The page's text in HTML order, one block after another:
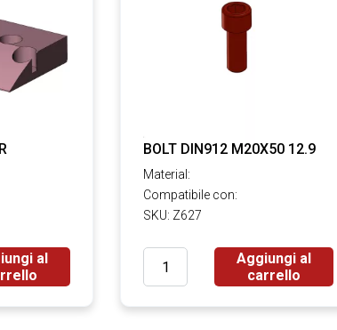
al
BOLT DIN912 M20X50 12.9
Material:
Compatibile con:
SKU: Z627
Aggiungi al
carrello